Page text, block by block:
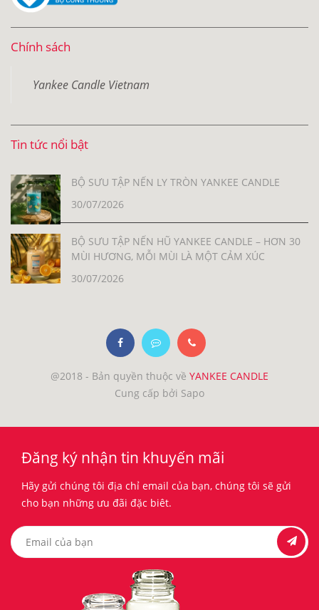
Chính sách
Yankee Candle Vietnam
Tin tức nổi bật
BỘ SƯU TẬP NẾN LY TRÒN YANKEE CANDLE
30/07/2026
BỘ SƯU TẬP NẾN HŨ YANKEE CANDLE – HƠN 30
MÙI HƯƠNG, MỖI MÙI LÀ MỘT CẢM XÚC
30/07/2026
@2018 - Bản quyền thuộc về YANKEE CANDLE
Cung cấp bởi Sapo
Đăng ký nhận tin khuyến mãi
Hãy gửi chúng tôi địa chỉ email của bạn, chúng tôi sẽ gửi
cho bạn những ưu đãi đặc biêt.